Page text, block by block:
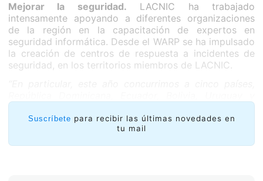
Mejorar la seguridad. LACNIC ha trabajado
intensamente apoyando a diferentes organizaciones
de la región en la capacitación de expertos en
seguridad informática. Desde el WARP se ha impulsado
la creación de centros de respuesta a incidentes de
seguridad, en los territorios miembros de LACNIC.
Belize, en este último dimos la capacitación en inglés
por primera vez. Entre todos los talleres capacitamos
alrededor de 150 técnicos y profesionales”,
responsable del WARP.
Suscríbete para recibir las últimas novedades en
tu mail